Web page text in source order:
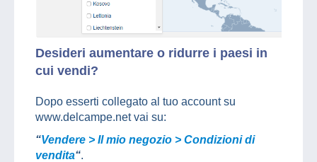
Desideri aumentare o ridurre i paesi in
cui vendi?
Dopo esserti collegato al tuo account su
www.delcampe.net vai su:
“Vendere > Il mio negozio > Condizioni di
vendita“.